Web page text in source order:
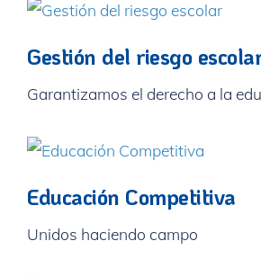
Gestión del riesgo
Garantizamos el derecho a la
Educación Competitiva
Unidos haciendo campo